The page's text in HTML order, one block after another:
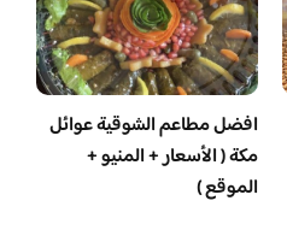
افضل مطاعم الشوقية عوائل
مكة ( الأسعار + المنيو +
الموقع )